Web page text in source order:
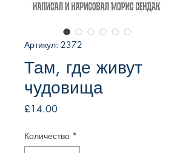
Артикул: 2372
Там, где живут
чудовища
£14.00Цена
Количество *